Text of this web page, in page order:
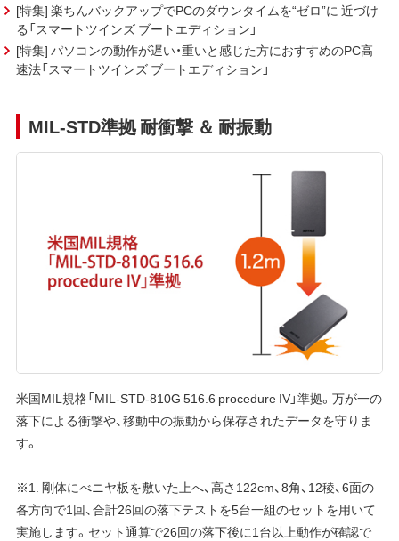
[特集] 楽ちんバックアップでPCのダウンタイムを“ゼロ”に 近づけ
る「スマートツインズ ブートエディション」
[特集] パソコンの動作が遅い・重いと感じた方におすすめのPC高
速法「スマートツインズ ブートエディション」
MIL-STD準拠 耐衝撃 ＆ 耐振動
米国MIL規格「MIL-STD-810G 516.6 procedure IV」準拠。万が一の
落下による衝撃や、移動中の振動から保存されたデータを守りま
す。
※1. 剛体にべニヤ板を敷いた上へ、高さ122cm、8角、12稜、6面の
各方向で1回、合計26回の落下テストを5台一組のセットを用いて
実施します。セット通算で26回の落下後に1台以上動作が確認で